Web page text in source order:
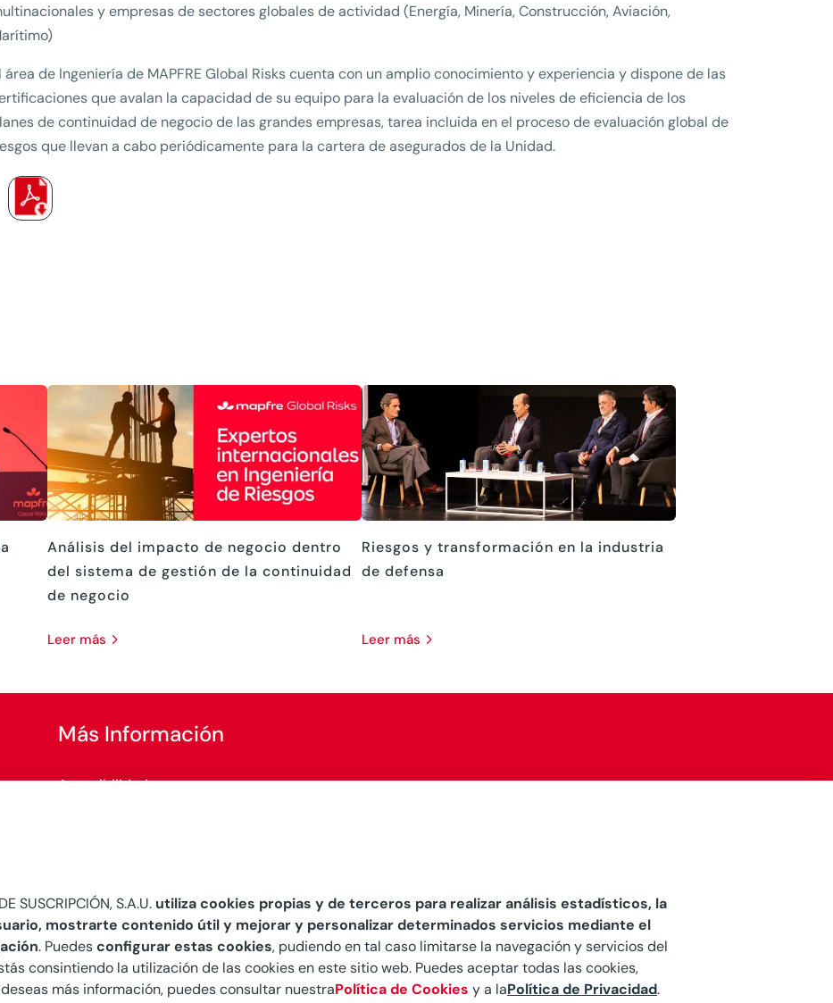
y empresas de sectores globales de actividad (Energía, Minería, Construcción, Aviación,
área de Ingeniería de MAPFRE Global Risks cuenta con un amplio conocimiento y experiencia y dispone de las
que avalan la capacidad de su equipo para la evaluación de los niveles de eficiencia de los
de continuidad de negocio de las grandes empresas, tarea incluida en el proceso de evaluación global de
que llevan a cabo periódicamente para la cartera de asegurados de la Unidad.
Análisis del impacto de negocio dentro
del sistema de gestión de la continuidad
de negocio
leer más
Riesgos y transformación en la industria
de defensa
leer más
Más Información
Accesibilidad
SUSCRIPCIÓN, S.A.U. utiliza cookies propias y de terceros para realizar análisis estadísticos, la
mostrarte contenido útil y mejorar y personalizar determinados servicios mediante el
. Puedesconfigurar estas cookies, pudiendo en tal caso limitarse la navegación y servicios del
consintiendo la utilización de las cookies en este sitio web. Puedes aceptar todas las cookies,
más información, puedes consultar nuestraPolítica de Cookies y a laPolítica de Privacidad.